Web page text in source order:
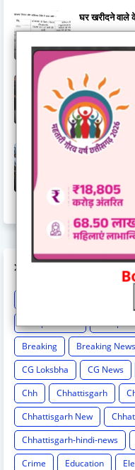
घर खरीदने वाले
गुरुद्वारा
तैयारियाँ पूर्ण,
June 15,
जिला स्तरीय
दिव्यांगजनों
November
LABELS
Bilaspur News
Bilaspur
Breaking
Breaking News
CG Loksbha
CG News
Chh
Chhattisgarh
Chhattisgarh New
Chhattisgarh-hindi-news
Crime
Education